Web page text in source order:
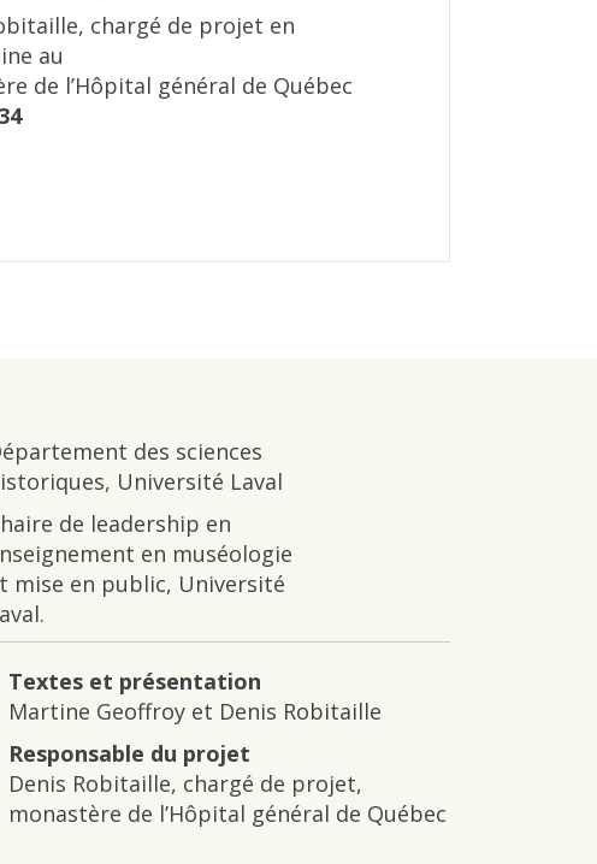
chargé de projet en
au
de l’Hôpital général de Québec
des sciences
Université Laval
de leadership en
en muséologie
mise en public, Université
Textes et présentation
Martine Geoffroy et Denis Robitaille
Responsable du projet
Denis Robitaille, chargé de projet,
monastère de l’Hôpital général de Québec